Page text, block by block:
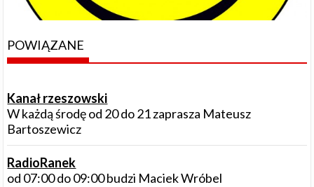
POWIĄZANE
Kanał rzeszowski
W każdą środę od 20 do 21 zaprasza Mateusz
Bartoszewicz
RadioRanek
od 07:00 do 09:00 budzi Maciek Wróbel